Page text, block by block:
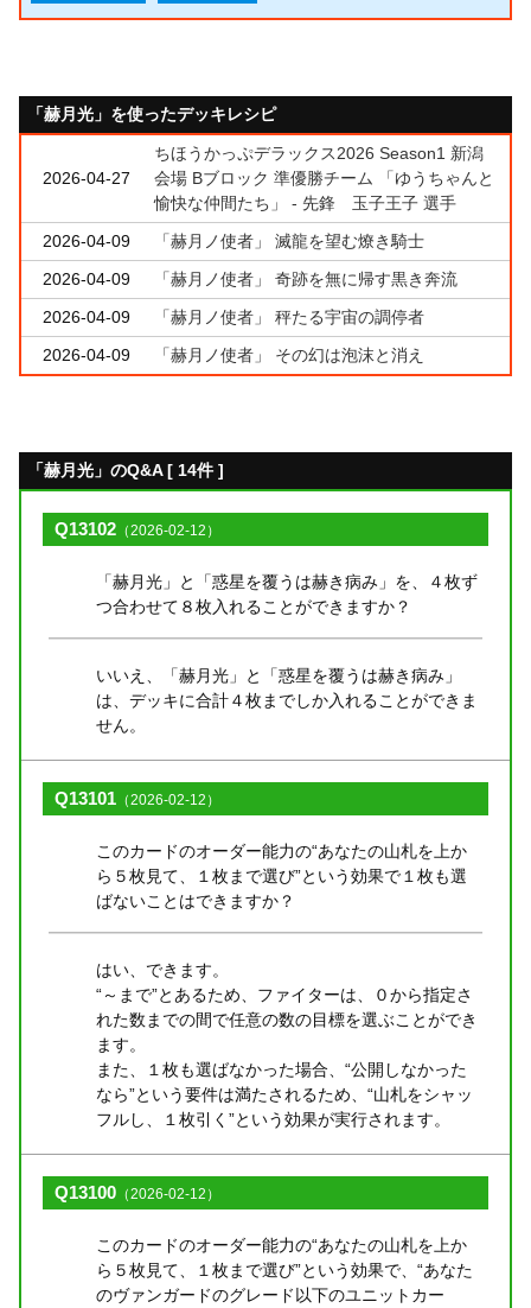
「赫月光」を使ったデッキレシピ
2026-04-27
ちほうかっぷデラックス2026 Season1 新潟
会場 Bブロック 準優勝チーム 「ゆうちゃんと
愉快な仲間たち」 - 先鋒 玉子王子 選手
2026-04-09
「赫月ノ使者」 滅龍を望む燎き騎士
2026-04-09
「赫月ノ使者」 奇跡を無に帰す黒き奔流
2026-04-09
「赫月ノ使者」 秤たる宇宙の調停者
2026-04-09
「赫月ノ使者」 その幻は泡沫と消え
「赫月光」のQ&A [ 14件 ]
Q13102 （2026-02-12）
「赫月光」と「惑星を覆うは赫き病み」を、４枚ず
つ合わせて８枚入れることができますか？
いいえ、「赫月光」と「惑星を覆うは赫き病み」
は、デッキに合計４枚までしか入れることができま
せん。
Q13101 （2026-02-12）
このカードのオーダー能力の“あなたの山札を上か
ら５枚見て、１枚まで選び”という効果で１枚も選
ばないことはできますか？
はい、できます。
“～まで”とあるため、ファイターは、０から指定さ
れた数までの間で任意の数の目標を選ぶことができ
ます。
また、１枚も選ばなかった場合、“公開しなかった
なら”という要件は満たされるため、“山札をシャッ
フルし、１枚引く”という効果が実行されます。
Q13100 （2026-02-12）
このカードのオーダー能力の“あなたの山札を上か
ら５枚見て、１枚まで選び”という効果で、“あなた
のヴァンガードのグレード以下のユニットカー